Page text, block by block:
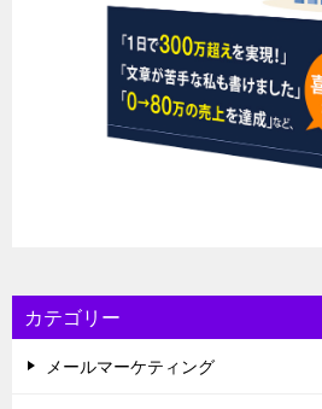
カテゴリー
メールマーケティング